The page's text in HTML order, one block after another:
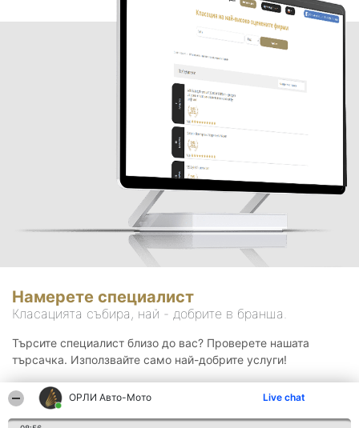
ОРЛИ Aвто-Mото Live chat
Намерете специалист
Класацията събира, най - добрите в бранша.
Търсите специалист близо до вас? Проверете нашата
търсачка. Използвайте само най-добрите услуги!